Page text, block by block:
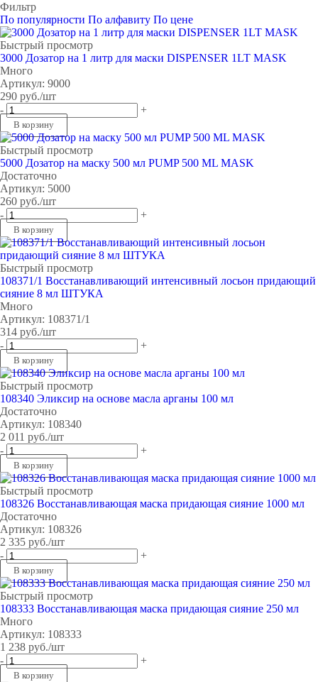
Фильтр
По популярности По алфавиту По цене
Быстрый просмотр
3000 Дозатор на 1 литр для маски DISPENSER 1LT MASK
Много
Артикул: 9000
290 руб./шт
-
+
В корзину
Быстрый просмотр
5000 Дозатор на маску 500 мл PUMP 500 ML MASK
Достаточно
Артикул: 5000
260 руб./шт
-
+
В корзину
Быстрый просмотр
108371/1 Восстанавливающий интенсивный лосьон придающий
сияние 8 мл ШТУКА
Много
Артикул: 108371/1
314 руб./шт
-
+
В корзину
Быстрый просмотр
108340 Эликсир на основе масла арганы 100 мл
Достаточно
Артикул: 108340
2 011 руб./шт
-
+
В корзину
Быстрый просмотр
108326 Восстанавливающая маска придающая сияние 1000 мл
Достаточно
Артикул: 108326
2 335 руб./шт
-
+
В корзину
Быстрый просмотр
108333 Восстанавливающая маска придающая сияние 250 мл
Много
Артикул: 108333
1 238 руб./шт
-
+
В корзину